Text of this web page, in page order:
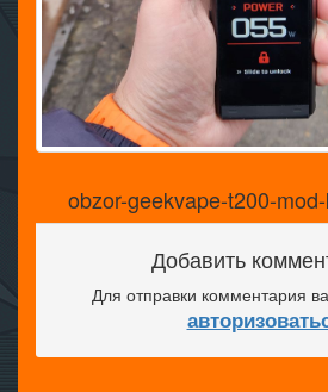
obzor-geekvape-t200-
Добавить
Для отправки комментария